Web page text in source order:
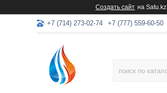
Создать сайт на Satu.kz
+7 (714) 273-02-74 +7 (777) 559-60-50